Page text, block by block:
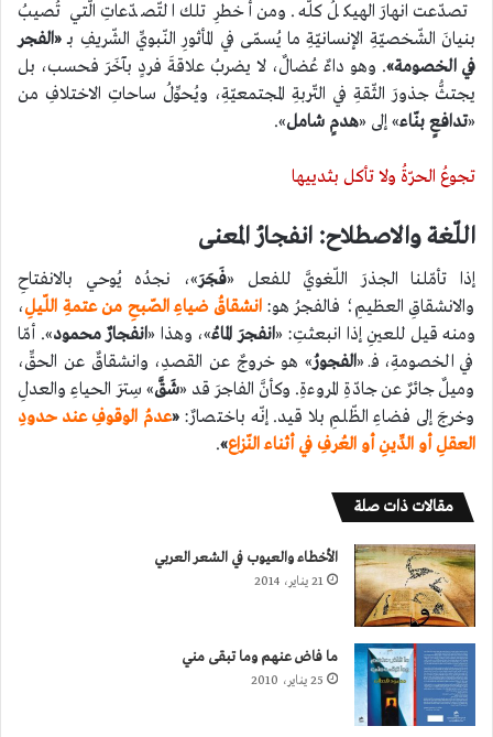
تصدّعت انهارَ الهيكلُ كلُّه. ومن أخطرِ تلك التّصدّعاتِ الّتي تُصيبُ
بنيانَ الشّخصيّةِ الإنسانيّةِ ما يُسمّى في المأثورِ النّبويِّ الشّريفِ بـ «الفجر
في الخصومة». وهو داءٌ عُضالٌ، لا يضربُ علاقةَ فردٍ بآخَرَ فحسب، بل
يجتثُّ جذورَ الثّقةِ في التّربةِ المجتمعيّةِ، ويُحوِّلُ ساحاتِ الاختلافِ من
«تدافعٍ بنّاء» إلى «هدمٍ شامل».
تجوعُ الحرّةُ ولا تأكل بثدييها
اللّغة والاصطلاح: انفجارُ المعنى
إذا تأمّلنا الجذرَ اللّغويَّ للفعل «فَجَرَ»، نجدُه يُوحي بالانفتاحِ
والانشقاقِ العظيمِ؛ فالفجرُ هو:انشقاقُ ضياءِ الصّبحِ من عتمةِ اللّيلِ،
ومنه قيل للعينِ إذا انبعثتِ: «انفجرَ الماءُ»، وهذا «انفجارٌ محمود». أمّا
في الخصومةِ، فـ «الفجورُ» هو خروجٌ عن القصدِ، وانشقاقٌ عن الحقِّ،
وميلٌ جائرٌ عن جادّةِ المروءةِ. وكأنَّ الفاجرَ قد «شَقَّ» سِترَ الحياءِ والعدلِ
وخرجَ إلى فضاءِ الظّلمِ بلا قيد. إنّه باختصارٌ: «عدمُ الوقوفِ عند حدودِ
العقلِ أو الدِّينِ أو العُرفِ في أثناء النّزاع»
.
مقالات ذات صلة
الأخطاء والعيوب في الشعر العربي
21 يناير، 2014
ما فاض عنهم وما تبقى مني
25 يناير، 2010